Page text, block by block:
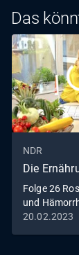
Das
NDR
Die
Folge 26
und
20.02.2023